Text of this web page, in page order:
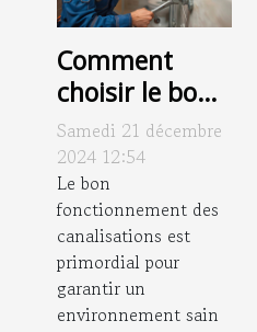
Comment
choisir le bon
service pour le
débouchage et
le curage de
vos
canalisations
Samedi 21 décembre
2024 12:54
Le bon
fonctionnement des
canalisations est
primordial pour
garantir un
environnement sain